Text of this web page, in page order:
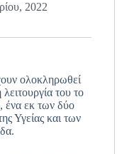
2022
ολοκληρωθεί
του το
εκ των δύο
Υγείας και των